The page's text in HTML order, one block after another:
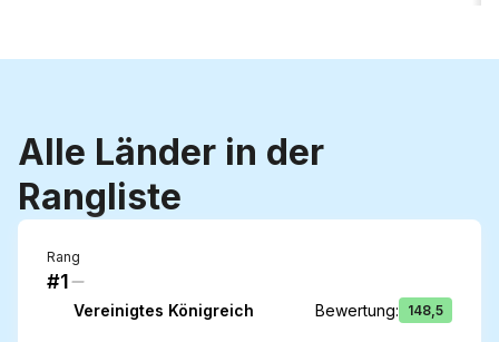
Alle Länder in der
Rangliste
Rang
#1
Vereinigtes Königreich Bewertung: 148,5